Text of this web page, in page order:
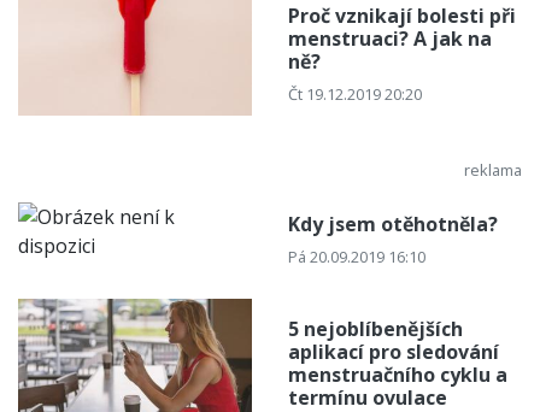
Proč vznikají bolesti při
menstruaci? A jak na
ně?
Čt 19.12.2019 20:20
Kdy jsem otěhotněla?
Pá 20.09.2019 16:10
5 nejoblíbenějších
aplikací pro sledování
menstruačního cyklu a
termínu ovulace